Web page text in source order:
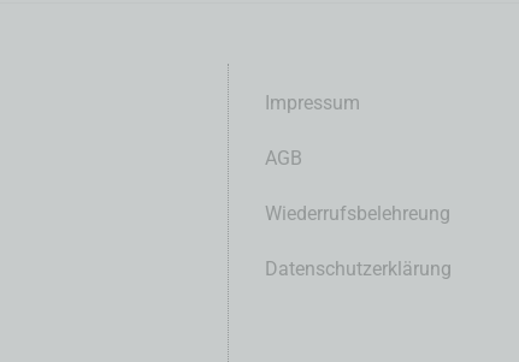
Impressum
AGB
Wiederrufsbelehreung
Datenschutzerklärung